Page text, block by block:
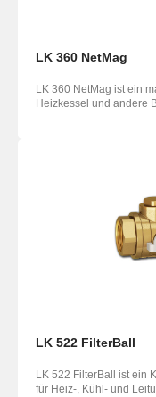
LK 360 NetMag
LK 360 NetMag ist ein
Heizkessel und andere
LK 522 FilterBall
LK 522 FilterBall ist ein
für Heiz-, Kühl- und